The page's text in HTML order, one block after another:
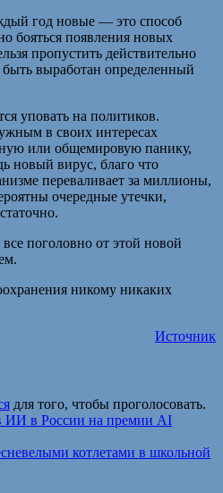
год новые — это способ
бояться появления новых
пропустить действительно
выработан определенный
уповать на политиков.
в своих интересах
или общемировую панику,
новый вирус, благо что
переваливает за миллионы,
очередные утечки,
поголовно от этой новой
никому никаких
Источник
для того, чтобы проголосовать.
ИИ в России на премии AI
котлетами в школьной